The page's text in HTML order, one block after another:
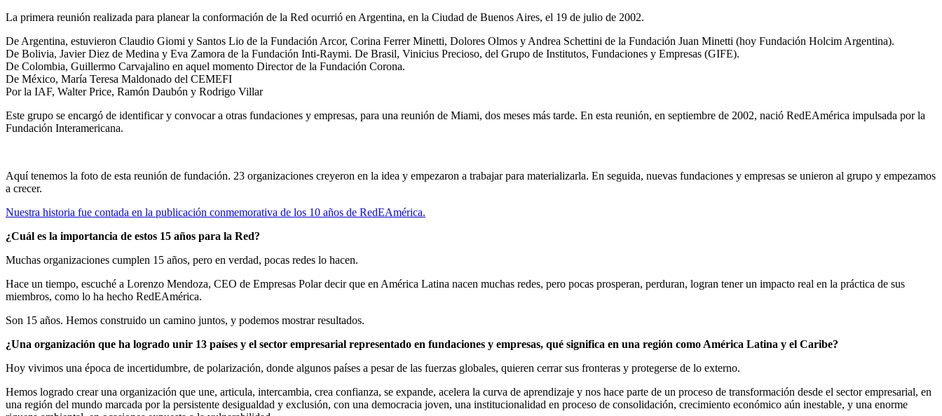
La primera reunión realizada para planear la conformación de la Red ocurrió en Argentina, en la Ciudad de Buenos Aires, el 19 de julio de 2002.
De Argentina, estuvieron Claudio Giomi y Santos Lio de la Fundación Arcor, Corina Ferrer Minetti, Dolores Olmos y Andrea Schettini de la Fundación Juan Minetti (hoy Fundación Holcim Argentina).
De Bolivia, Javier Diez de Medina y Eva Zamora de la Fundación Inti-Raymi. De Brasil, Vinicius Precioso, del Grupo de Institutos, Fundaciones y Empresas (GIFE).
De Colombia, Guillermo Carvajalino en aquel momento Director de la Fundación Corona.
De México, María Teresa Maldonado del CEMEFI
Por la IAF, Walter Price, Ramón Daubón y Rodrigo Villar
Este grupo se encargó de identificar y convocar a otras fundaciones y empresas, para una reunión de Miami, dos meses más tarde. En esta reunión, en septiembre de 2002, nació RedEAmérica impulsada por la
Fundación Interamericana.
Aquí tenemos la foto de esta reunión de fundación. 23 organizaciones creyeron en la idea y empezaron a trabajar para materializarla. En seguida, nuevas fundaciones y empresas se unieron al grupo y empezamos
a crecer.
Nuestra historia fue contada en la publicación conmemorativa de los 10 años de RedEAmérica.
¿Cuál es la importancia de estos 15 años para la Red?
Muchas organizaciones cumplen 15 años, pero en verdad, pocas redes lo hacen.
Hace un tiempo, escuché a Lorenzo Mendoza, CEO de Empresas Polar decir que en América Latina nacen muchas redes, pero pocas prosperan, perduran, logran tener un impacto real en la práctica de sus
miembros, como lo ha hecho RedEAmérica.
Son 15 años. Hemos construido un camino juntos, y podemos mostrar resultados.
¿Una organización que ha logrado unir 13 países y el sector empresarial representado en fundaciones y empresas, qué significa en una región como América Latina y el Caribe?
Hoy vivimos una época de incertidumbre, de polarización, donde algunos países a pesar de las fuerzas globales, quieren cerrar sus fronteras y protegerse de lo externo.
Hemos logrado crear una organización que une, articula, intercambia, crea confianza, se expande, acelera la curva de aprendizaje y nos hace parte de un proceso de transformación desde el sector empresarial, en
una región del mundo marcada por la persistente desigualdad y exclusión, con una democracia joven, una institucionalidad en proceso de consolidación, crecimiento económico aún inestable, y una enorme